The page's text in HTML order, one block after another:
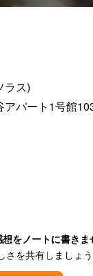
ラス)
アパート1号館
をノートに書きま
さを共有しましょう